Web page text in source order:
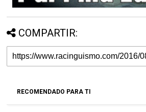
COMPARTIR:
RECOMENDADO PARA TI